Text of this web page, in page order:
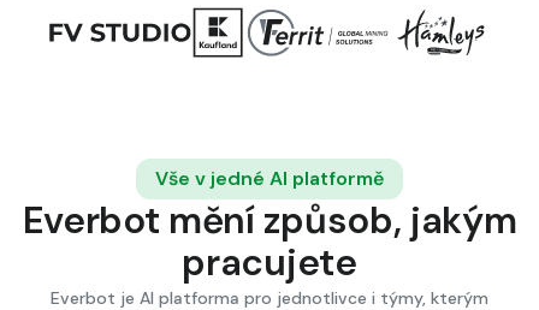
Vše v jedné AI platformě
Everbot mění způsob, jakým
pracujete
Everbot je AI platforma pro jednotlivce i týmy, kterým